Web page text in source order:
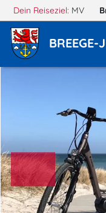
Dein Reiseziel: MV
BREEGE-